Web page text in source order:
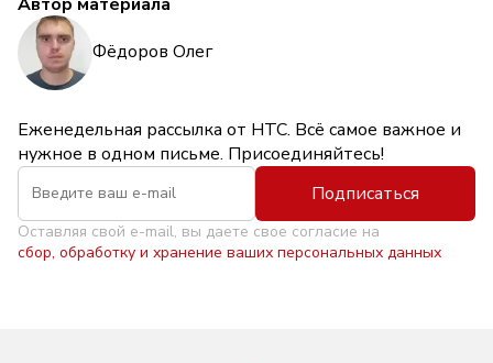
Фёдоров Олег
Еженедельная рассылка от НТС. Всё самое важное и
нужное в одном письме. Присоединяйтесь!
Подписаться
Оставляя свой e-mail, вы даете свое согласие на
сбор, обработку и хранение ваших персональных данных